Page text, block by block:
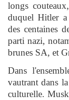
longs
duquel Hitler a
des centaines
parti nazi,
brunes SA, et
Dans
vautrant dans
culturelle.